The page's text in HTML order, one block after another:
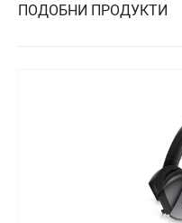
ПОДОБНИ ПРОДУКТИ